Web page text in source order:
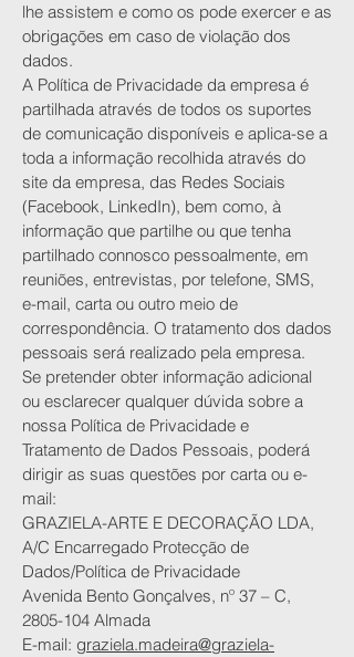
lhe assistem e como os pode exercer e as
obrigações em caso de violação dos
dados.
A Política de Privacidade da empresa é
partilhada através de todos os suportes
de comunicação disponíveis e aplica-se a
toda a informação recolhida através do
site da empresa, das Redes Sociais
(Facebook, LinkedIn), bem como, à
informação que partilhe ou que tenha
partilhado connosco pessoalmente, em
reuniões, entrevistas, por telefone, SMS,
e-mail, carta ou outro meio de
correspondência. O tratamento dos dados
pessoais será realizado pela empresa.
Se pretender obter informação adicional
ou esclarecer qualquer dúvida sobre a
nossa Política de Privacidade e
Tratamento de Dados Pessoais, poderá
dirigir as suas questões por carta ou e-
mail:
GRAZIELA-ARTE E DECORAÇÃO LDA,
A/C Encarregado Protecção de
Dados/Política de Privacidade
Avenida Bento Gonçalves, nº 37 – C,
2805-104 Almada
E-mail: graziela.madeira@graziela-